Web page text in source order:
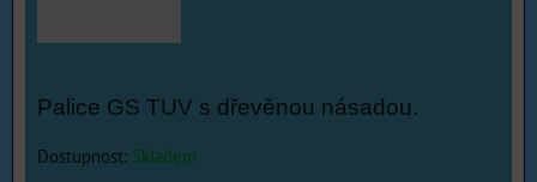
Palice GS TUV s dřevěnou násadou.
Dostupnost: Skladem